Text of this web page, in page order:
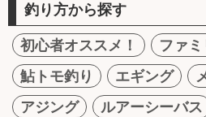
釣り方から探す
初心者オススメ！
ファ
鮎トモ釣り
エギング
アジング
ルアーシーバス